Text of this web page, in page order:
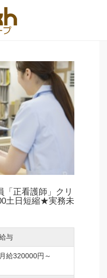
正看護師」クリ
土日短縮★実務未
与
月給320000円～